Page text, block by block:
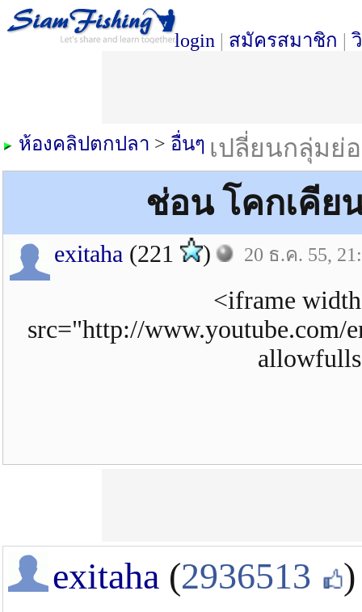
login | สมัครสมาชิก |
เปลี่ยนกลุ่มย่
ห้องคลิปตกปลา > อื่นๆ
ช่อน โคกเคีย
exitaha (221 ) 20 ธ.ค. 55,
<iframe
src="http://www.youtube.com/
exitaha (2936513 )